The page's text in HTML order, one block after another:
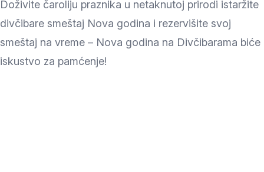
Doživite čaroliju praznika u netaknutoj prirodi istaržite
divčibare smeštaj Nova godina i rezervišite svoj
smeštaj na vreme – Nova godina na Divčibarama biće
iskustvo za pamćenje!